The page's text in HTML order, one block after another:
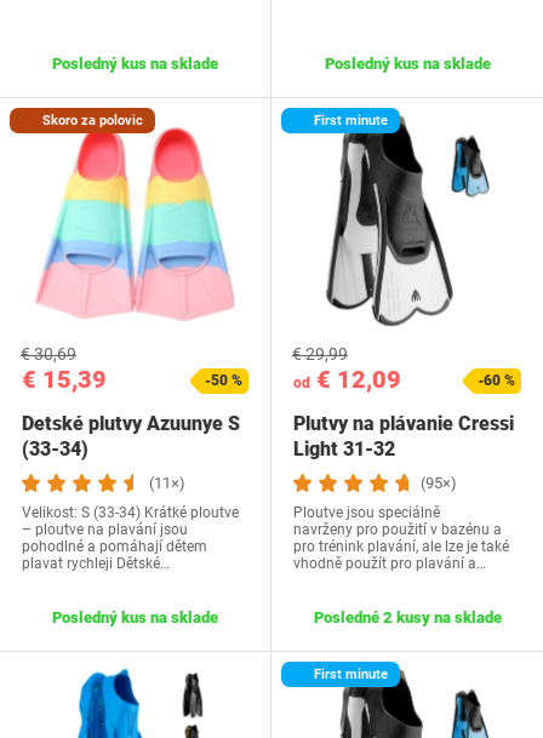
Posledný kus na sklade Posledný kus na sklade
Skoro za polovic
€ 15,39
€ 30,69
-50 %
Detské plutvy Azuunye S
(33-34)
(11×)
Velikost: S (33-34) Krátké ploutve
– ploutve na plavání jsou
pohodlné a pomáhají dětem
plavat rychleji Dětské…
Posledný kus na sklade
First minute
od € 12,09
€ 29,99
-60 %
Plutvy na plávanie Cressi
Light 31-32
(95×)
Ploutve jsou speciálně
navrženy pro použití v bazénu a
pro trénink plavání, ale lze je také
vhodně použít pro plavání a…
Posledné 2 kusy na sklade
First minute